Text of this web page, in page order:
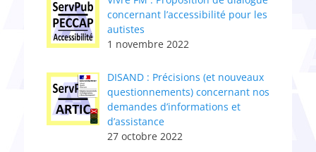
concernant l’accessibilité pour les
autistes
1 novembre 2022
DISAND : Précisions (et nouveaux
questionnements) concernant nos
demandes d’informations et
d’assistance
27 octobre 2022